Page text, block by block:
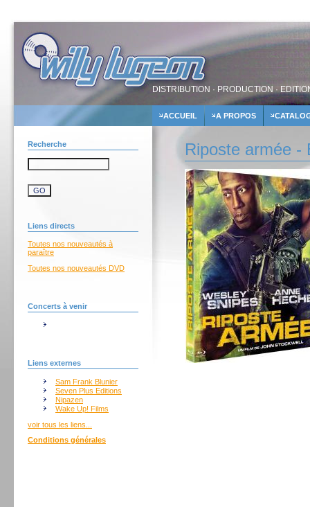
DISTRIBUTION · PRODUCTION ·
ACCUEIL A PROPOS
Recherche
Liens directs
Toutes nos nouveautés à
paraître
Toutes nos nouveautés DVD
Concerts à venir
Liens externes
Sam Frank Blunier
Seven Plus Editions
Nipazen
Wake Up! Films
voir tous les liens...
Conditions générales
Riposte armée -